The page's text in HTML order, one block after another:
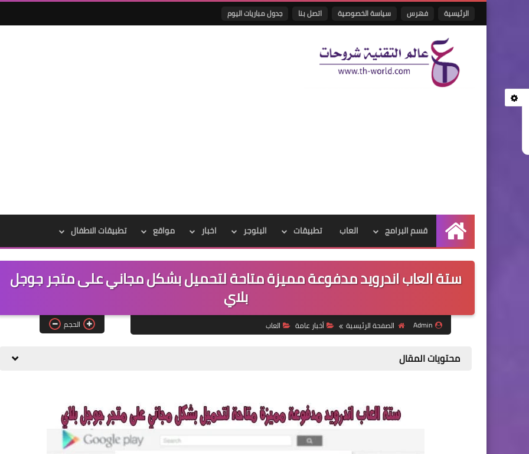
الرئيسية فهرس سياسة الخصوصية اتصل بنا جدول مباريات اليوم
الرئيسية
قسم البرامج العاب تطبيقات البلوجر اخبار مواقع تطبيقات الاطفال
ستة العاب اندرويد مدفوعة مميزة متاحة لتحميل بشكل مجاني على متجر جوجل
بلاي
Admin الصفحة الرئيسية أخبار عامة العاب الحجم
محتويات المقال